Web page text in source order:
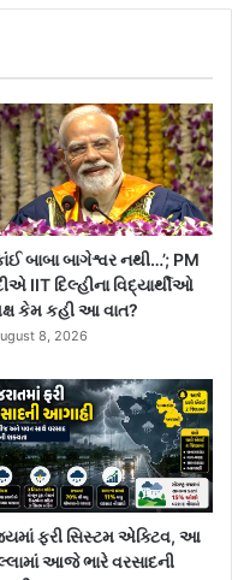
બાબા બાગેશ્વર નથી…’; PM
IIT દિલ્હીના વિદ્યાર્થીઓ
કેમ કહી આ વાત?
8, 2026
ફરી સિસ્ટમ એક્ટિવ, આ
આજે ભારે વરસાદની